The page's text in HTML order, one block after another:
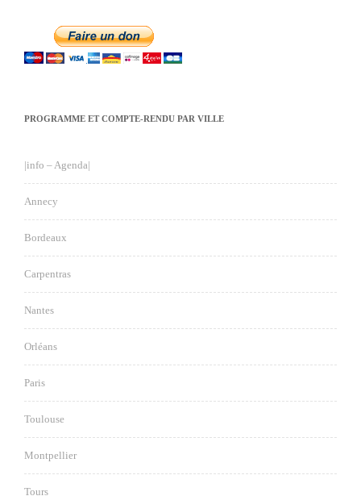
PROGRAMME ET COMPTE-RENDU PAR VILLE
|info – Agenda|
Annecy
Bordeaux
Carpentras
Nantes
Orléans
Paris
Toulouse
Montpellier
Tours